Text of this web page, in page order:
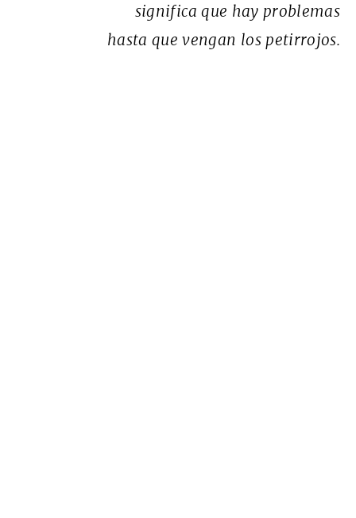
significa que hay problemas
hasta que vengan los petirrojos.